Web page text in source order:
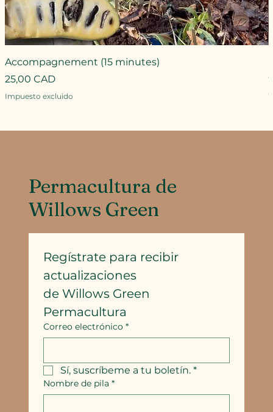
Accompagnement (15 minutes)
Precio
25,00 CAD
Impuesto excluido
Permacultura de
Willows Green
Regístrate para recibir
actualizaciones
de Willows Green
Permacultura
Correo electrónico *
Sí, suscríbeme a tu boletín. *
Nombre de pila *